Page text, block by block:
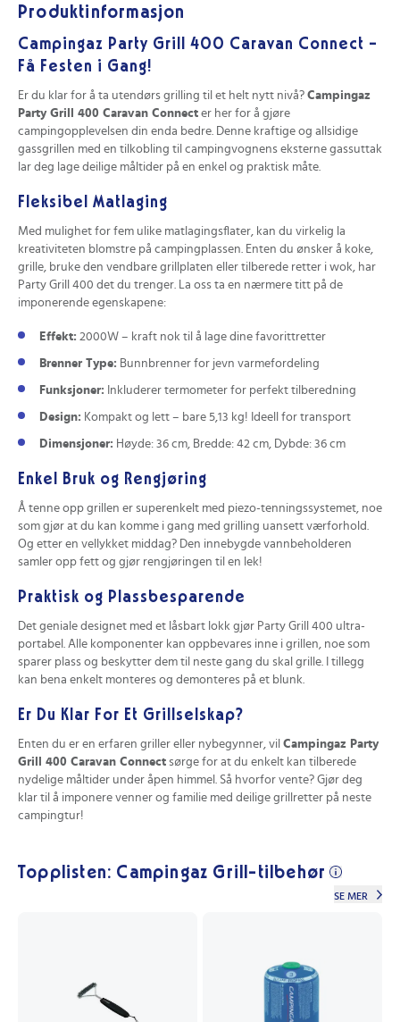
Produktinformasjon
Campingaz Party Grill 400 Caravan Connect –
Få Festen i Gang!
Er du klar for å ta utendørs grilling til et helt nytt nivå? Campingaz
Party Grill 400 Caravan Connect er her for å gjøre
campingopplevelsen din enda bedre. Denne kraftige og allsidige
gassgrillen med en tilkobling til campingvognens eksterne gassuttak
lar deg lage deilige måltider på en enkel og praktisk måte.
Fleksibel Matlaging
Med mulighet for fem ulike matlagingsflater, kan du virkelig la
kreativiteten blomstre på campingplassen. Enten du ønsker å koke,
grille, bruke den vendbare grillplaten eller tilberede retter i wok, har
Party Grill 400 det du trenger. La oss ta en nærmere titt på de
imponerende egenskapene:
Effekt: 2000W – kraft nok til å lage dine favorittretter
Brenner Type: Bunnbrenner for jevn varmefordeling
Funksjoner: Inkluderer termometer for perfekt tilberedning
Design: Kompakt og lett – bare 5,13 kg! Ideell for transport
Dimensjoner: Høyde: 36 cm, Bredde: 42 cm, Dybde: 36 cm
Enkel Bruk og Rengjøring
Å tenne opp grillen er superenkelt med piezo-tenningssystemet, noe
som gjør at du kan komme i gang med grilling uansett værforhold.
Og etter en vellykket middag? Den innebygde vannbeholderen
samler opp fett og gjør rengjøringen til en lek!
Praktisk og Plassbesparende
Det geniale designet med et låsbart lokk gjør Party Grill 400 ultra-
portabel. Alle komponenter kan oppbevares inne i grillen, noe som
sparer plass og beskytter dem til neste gang du skal grille. I tillegg
kan bena enkelt monteres og demonteres på et blunk.
Er Du Klar For Et Grillselskap?
Enten du er en erfaren griller eller nybegynner, vil Campingaz Party
Grill 400 Caravan Connect sørge for at du enkelt kan tilberede
nydelige måltider under åpen himmel. Så hvorfor vente? Gjør deg
klar til å imponere venner og familie med deilige grillretter på neste
campingtur!
Topplisten: Campingaz Grill-tilbehør
SE MER